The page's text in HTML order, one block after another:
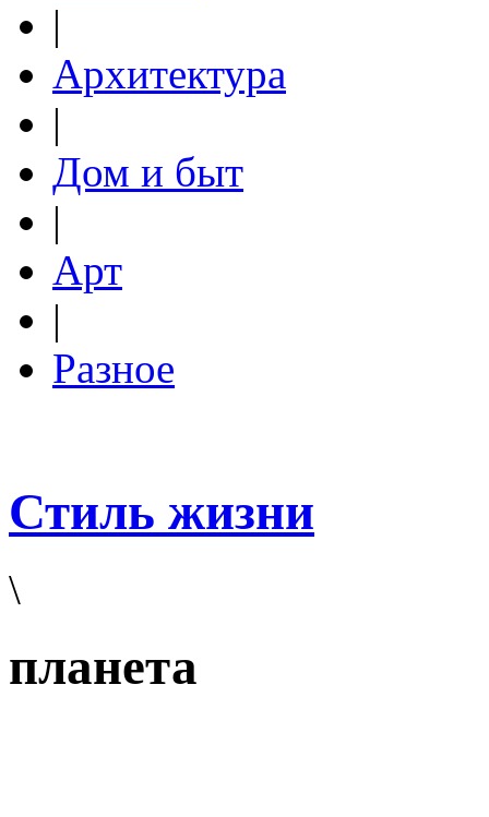
|
Архитектура
|
Дом и быт
|
Арт
|
Разное
Стиль жизни
\
планета